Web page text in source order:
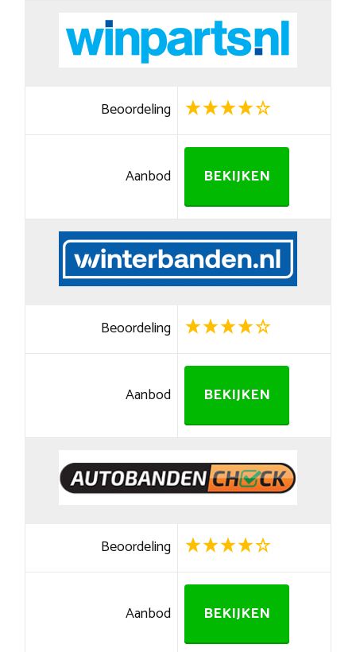
Beoordeling
Aanbod BEKIJKEN
Beoordeling
Aanbod BEKIJKEN
Beoordeling
Aanbod BEKIJKEN